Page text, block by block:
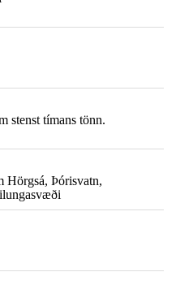
stenst tímans tönn.
Hörgsá, Þórisvatn,